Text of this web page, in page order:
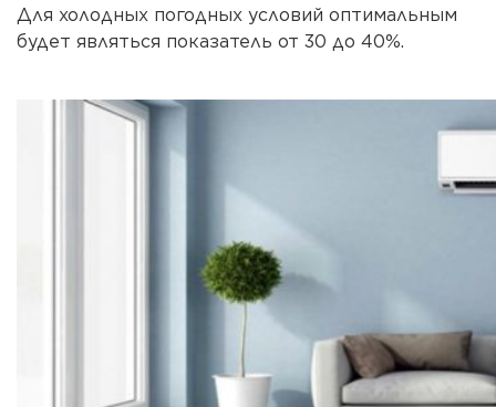
Для холодных погодных условий оптимальным
будет являться показатель от 30 до 40%.